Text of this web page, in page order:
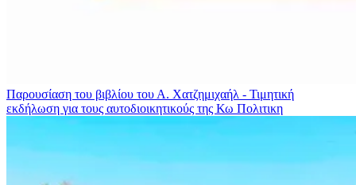
Παρουσίαση του βιβλίου του Α. Χατζημιχαήλ - Τιμητική
εκδήλωση για τους αυτοδιοικητικούς της Κω Πολιτικη